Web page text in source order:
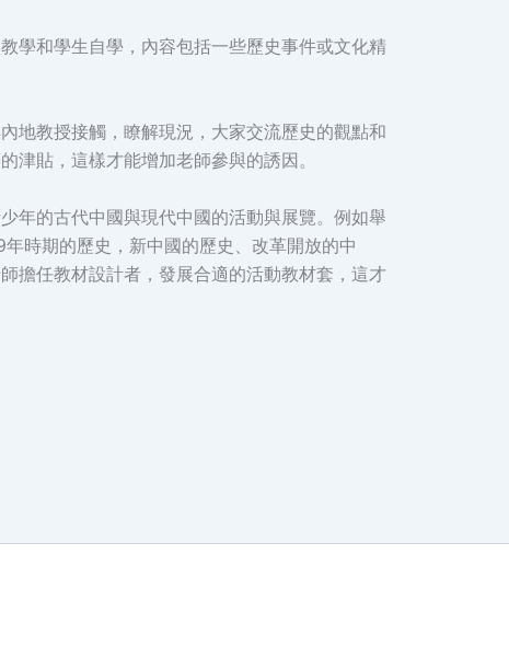
學和學生自學，內容包括一些歷史事件或文化精
地教授接觸，瞭解現況，大家交流歷史的觀點和
津貼，這樣才能增加老師參與的誘因。
年的古代中國與現代中國的活動與展覽。例如舉
時期的歷史，新中國的歷史、改革開放的中
擔任教材設計者，發展合適的活動教材套，這才